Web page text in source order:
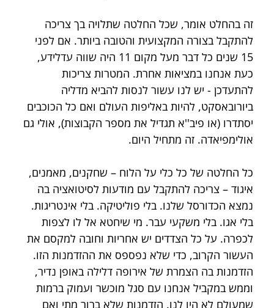
זה בהחלט אומר, שכל החלטה שתלויה בך צריכה
להתקבל בצורה המקצועית והטובה ביותר. אם לפני
15 שנים כל דבר מעל מקום 11 היה שווה עדלידע,
כעת אנחנו במציאות אחרת. המטרות צריכות
להתעדכן - יש לנו עשור לנסות להביא מדליה
ביורובאסקט, להיות באליפות העולם ואם כל הכוכבים
יסתדרו (או פיב''א תגדיל את מספר הקבוצות), אולי גם
אולימפיאדה. זה מתחיל היום.
כל החלטה של כל כלי על הלוח – שחקנים, מאמנים,
איגוד – צריכה להתקבל עם מודעות לסיטואציה בה
נמצא הכדורסל שלנו. בלי פוליטיקה. בלי אינטריגות.
בלי אגו. בלי משקעי עבר. מי שיחטא אל לו לצפות
לכפרה. על כל הצדדים יש אחריות וחובה למקסם את
העשור הקרוב, כדי שלא נפספס את ההזדמנות הזו.
הזדמנות בה הצמרת של אירופה דלילה באופן נדיר,
וממש במקביל אנחנו עם סגל מוכשר ועמוק ברמות
שמעולם לא היו לנו. הזדמנות שלא ברור מתי ואם